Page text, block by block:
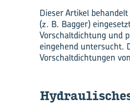
Dieser Artikel
(z. B. Bagger)
Vorschaltdichtung und
eingehend untersucht.
Vorschaltdichtungen